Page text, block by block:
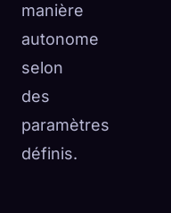
manière
autonome
selon
des
paramètres
définis.